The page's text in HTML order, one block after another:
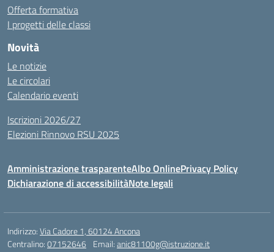
Offerta formativa
I progetti delle classi
Novità
Le notizie
Le circolari
Calendario eventi
Iscrizioni 2026/27
Elezioni Rinnovo RSU 2025
Amministrazione trasparenteAlbo OnlinePrivacy Policy
Dichiarazione di accessibilitàNote legali
Indirizzo:Via Cadore 1, 60124 Ancona
Centralino:07152646 Email:anic81100g@istruzione.it